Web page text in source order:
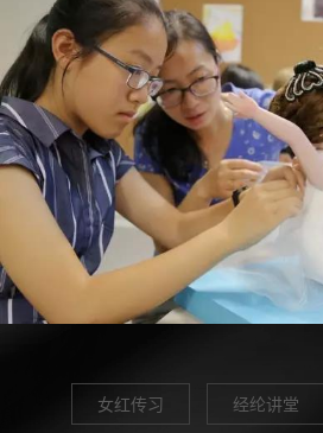
女红传习 经纶讲堂